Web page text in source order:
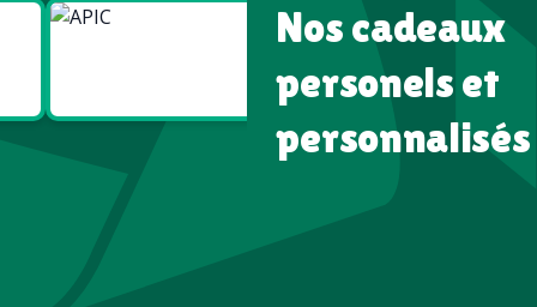
Goodies
High tech
Nos cadeaux
personels et
personnalisés